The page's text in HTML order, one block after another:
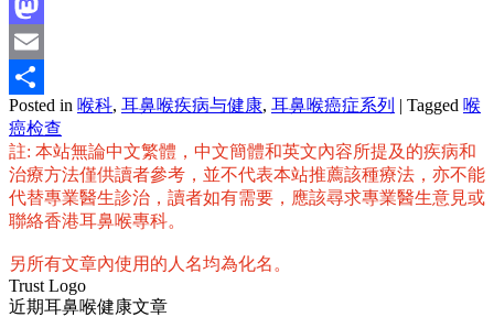
Facebook
Mastodon
Email
分
享
Posted in 喉科, 耳鼻喉疾病与健康, 耳鼻喉癌症系列 | Tagged 喉
癌检查
註: 本站無論中文繁體，中文簡體和英文內容所提及的疾病和
治療方法僅供讀者參考，並不代表本站推薦該種療法，亦不能
代替專業醫生診治，讀者如有需要，應該尋求專業醫生意見或
聯絡香港耳鼻喉專科。
另所有文章內使用的人名均為化名。
Trust Logo
近期耳鼻喉健康文章